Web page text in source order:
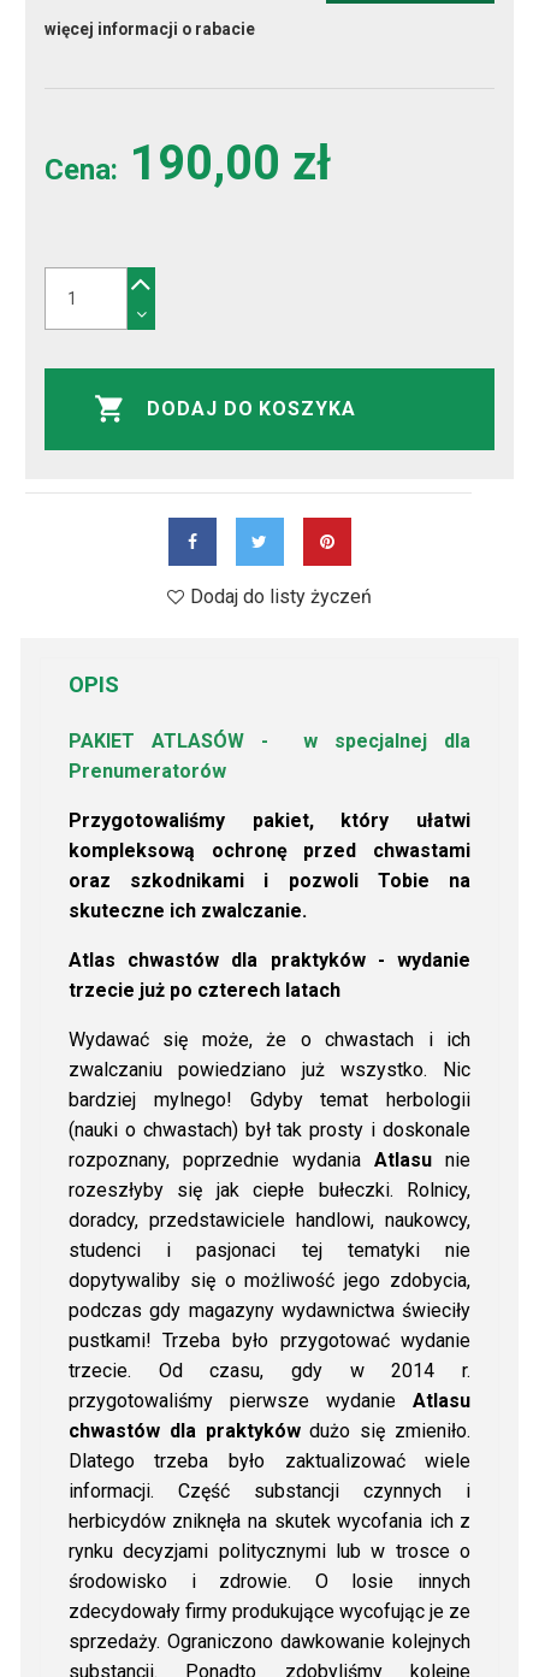
więcej informacji o rabacie
Cena: 190,00 zł
DODAJ DO KOSZYKA
Dodaj do listy życzeń
OPIS
PAKIET ATLASÓW -
w specjalnej dla
Prenumeratorów
Przygotowaliśmy pakiet, który ułatwi
kompleksową ochronę przed chwastami
oraz szkodnikami i pozwoli Tobie na
skuteczne ich zwalczanie.
Atlas chwastów dla praktyków - wydanie
trzecie już po czterech latach
Wydawać się może, że o chwastach i ich
zwalczaniu powiedziano już wszystko. Nic
bardziej mylnego! Gdyby temat herbologii
(nauki o chwastach) był tak prosty i doskonale
rozpoznany, poprzednie wydaniaAtlasu nie
rozeszłyby się jak ciepłe bułeczki. Rolnicy,
doradcy, przedstawiciele handlowi, naukowcy,
studenci i pasjonaci tej tematyki nie
dopytywaliby się o możliwość jego zdobycia,
podczas gdy magazyny wydawnictwa świeciły
pustkami! Trzeba było przygotować wydanie
trzecie. Od czasu, gdy w 2014 r.
przygotowaliśmy pierwsze wydanieAtlasu
chwastów dla praktykówdużo się zmieniło.
Dlatego trzeba było zaktualizować wiele
informacji. Część substancji czynnych i
herbicydów zniknęła na skutek wycofania ich z
rynku decyzjami politycznymi lub w trosce o
środowisko i zdrowie. O losie innych
zdecydowały firmy produkujące wycofując je ze
sprzedaży. Ograniczono dawkowanie kolejnych
substancji. Ponadto zdobyliśmy kolejne